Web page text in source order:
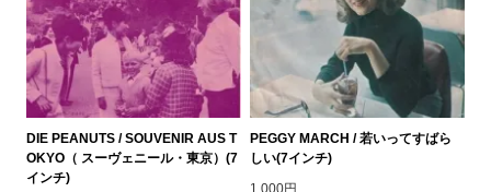
DIE PEANUTS / SOUVENIR AUS T
OKYO（ スーヴェニール・東京）(7
インチ)
PEGGY MARCH / 若いってすばら
しい(7インチ)